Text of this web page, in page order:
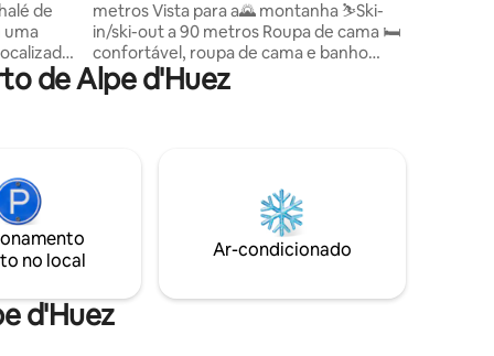
de
uma
1
de
metros Vista para a🌄 montanha ⛷️Ski-
in/ski-out a 90 metros Roupa de cama 🛏️
confortável, roupa de cama e banho
incluídas 📺 Smart TV/ WI-FI No edifício
você está no nível 0 Sala de esqui⛷
Restaurantes, bares, piscina, pista de
gelo ao ar livre, muitas lojas... nas
de Alpe d'Huez
no local
Ar-condicionado
d'Huez